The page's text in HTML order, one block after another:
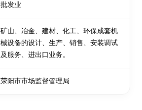
批发业
矿山、冶金、建材、化工、环保成套机
械设备的设计、生产、销售、安装调试
及服务、进出口业务。
荥阳市市场监督管理局